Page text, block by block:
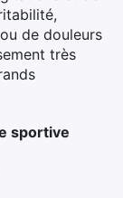
de douleurs
très
sportive